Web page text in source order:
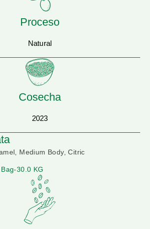
Proceso
Natural
Cosecha
2023
Medium Body, Citric
Bag-30.0 KG